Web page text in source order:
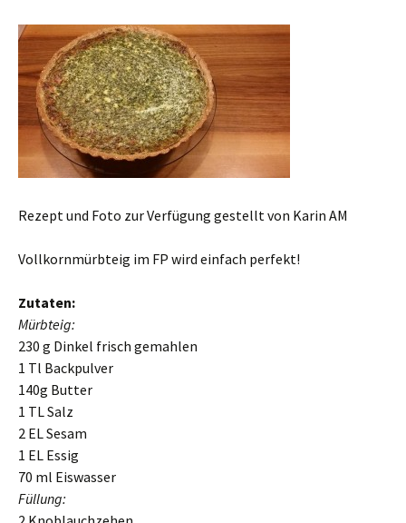
Rezept und Foto zur Verfügung gestellt von Karin AM
Vollkornmürbteig im FP wird einfach perfekt!
Zutaten:
Mürbteig:
230 g Dinkel frisch gemahlen
1 Tl Backpulver
140g Butter
1 TL Salz
2 EL Sesam
1 EL Essig
70 ml Eiswasser
Füllung: